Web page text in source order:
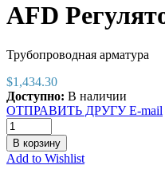
AFD
Трубопроводная арматура
$1,434.30
Доступно: В наличии
ОТПРАВИТЬ ДРУГУ E-mail
В корзину
Add to Wishlist